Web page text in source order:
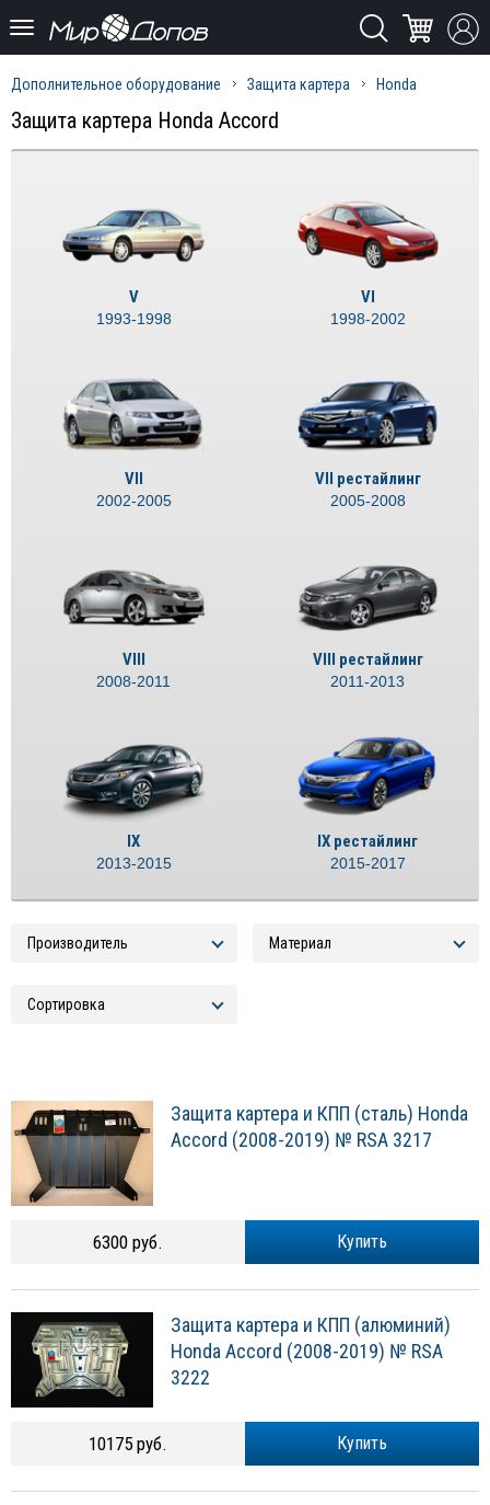
Дополнительное оборудование Защита картера Honda
Защита картера Honda Accord
V
1993-1998
VI
1998-2002
VII
2002-2005
VII рестайлинг
2005-2008
VIII
2008-2011
VIII рестайлинг
2011-2013
IX
2013-2015
IX рестайлинг
2015-2017
Защита картера и КПП (сталь) Honda
Accord (2008-2019) № RSA 3217
Купить
6300 руб.
Защита картера и КПП (алюминий)
Honda Accord (2008-2019) № RSA
3222
Купить
10175 руб.